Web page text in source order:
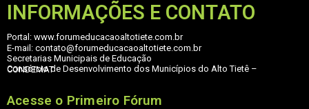
INFORMAÇÕES E CONTATO
Portal: www.forumeducacaoaltotiete.com.br
E-mail: contato@forumeducacaoaltotiete.com.br
Secretarias Municipais de Educação
Consórcio de Desenvolvimento dos Municípios do Alto Tietê – CONDEMAT
Acesse o Primeiro Fórum